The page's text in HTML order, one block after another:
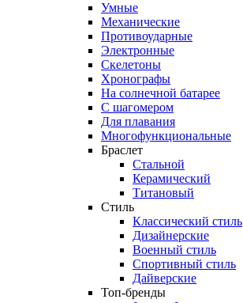
Умные
Механические
Противоударные
Электронные
Скелетоны
Хронографы
На солнечной батарее
С шагомером
Для плавания
Многофункциональные
Браслет
Стальной
Керамический
Титановый
Стиль
Классический стиль
Дизайнерские
Военный стиль
Спортивный стиль
Дайверские
Топ-бренды